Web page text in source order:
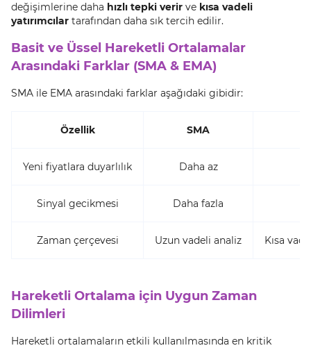
değişimlerine daha hızlı tepki verir ve kısa vadeli
yatırımcılar tarafından daha sık tercih edilir.
Basit ve Üssel Hareketli Ortalamalar
Arasındaki Farklar (SMA & EMA)
SMA ile EMA arasındaki farklar aşağıdaki gibidir:
Özellik SMA
Yeni fiyatlara duyarlılık Daha az
Sinyal gecikmesi Daha fazla
Zaman çerçevesi Uzun vadeli analiz Kısa
Hareketli Ortalama için Uygun Zaman
Dilimleri
Hareketli ortalamaların etkili kullanılmasında en kritik